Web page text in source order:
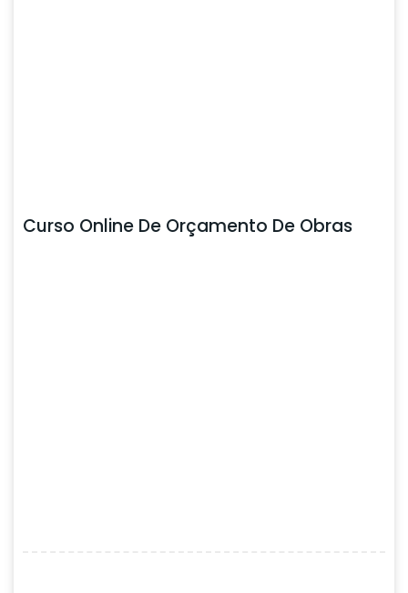
Curso Online De Orçamento De Obras